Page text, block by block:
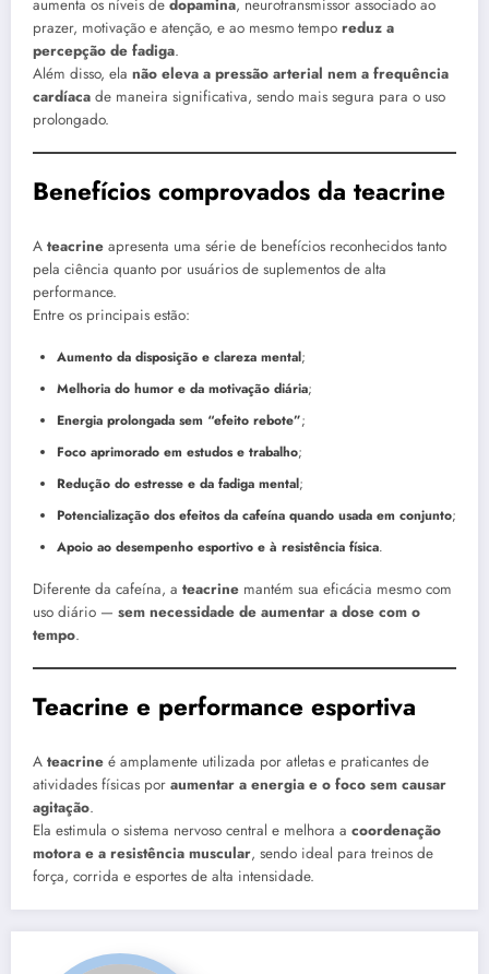
aumenta os níveis de dopamina, neurotransmissor associado ao
prazer, motivação e atenção, e ao mesmo tempo reduz a
percepção de fadiga.
Além disso, ela não eleva a pressão arterial nem a frequência
cardíaca de maneira significativa, sendo mais segura para o uso
prolongado.
Benefícios comprovados da teacrine
A teacrine apresenta uma série de benefícios reconhecidos tanto
pela ciência quanto por usuários de suplementos de alta
performance.
Entre os principais estão:
Aumento da disposição e clareza mental;
Melhoria do humor e da motivação diária;
Energia prolongada sem “efeito rebote”;
Foco aprimorado em estudos e trabalho;
Redução do estresse e da fadiga mental;
Potencialização dos efeitos da cafeína quando usada em conjunto;
Apoio ao desempenho esportivo e à resistência física.
Diferente da cafeína, a teacrine mantém sua eficácia mesmo com
uso diário — sem necessidade de aumentar a dose com o
tempo.
Teacrine e performance esportiva
A teacrine é amplamente utilizada por atletas e praticantes de
atividades físicas por aumentar a energia e o foco sem causar
agitação.
Ela estimula o sistema nervoso central e melhora a coordenação
motora e a resistência muscular, sendo ideal para treinos de
força, corrida e esportes de alta intensidade.